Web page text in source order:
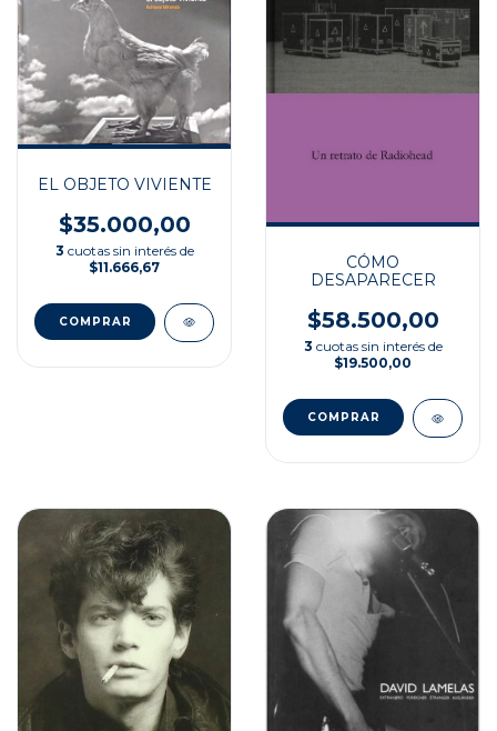
EL OBJETO VIVIENTE
$35.000,00
3 cuotas sin interés de
$11.666,67
CÓMO
DESAPARECER
$58.500,00
3 cuotas sin interés de
$19.500,00